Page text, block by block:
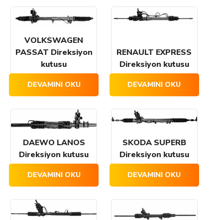
VOLKSWAGEN
PASSAT Direksiyon
kutusu
DEVAMINI OKU
RENAULT EXPRESS
Direksiyon kutusu
DEVAMINI OKU
DAEWO LANOS
Direksiyon kutusu
DEVAMINI OKU
SKODA SUPERB
Direksiyon kutusu
DEVAMINI OKU